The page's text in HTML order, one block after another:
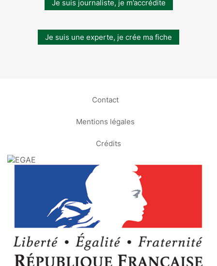
Je suis journaliste, je m’accrédite
Je suis une experte, je crée ma fiche
Contact
Mentions légales
Crédits